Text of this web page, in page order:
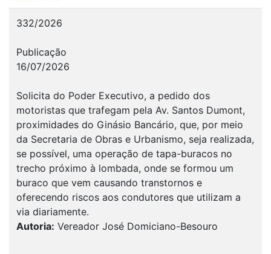
332/2026
Publicação
16/07/2026
Solicita do Poder Executivo, a pedido dos
motoristas que trafegam pela Av. Santos Dumont,
proximidades do Ginásio Bancário, que, por meio
da Secretaria de Obras e Urbanismo, seja realizada,
se possível, uma operação de tapa-buracos no
trecho próximo à lombada, onde se formou um
buraco que vem causando transtornos e
oferecendo riscos aos condutores que utilizam a
via diariamente.
Autoria: Vereador José Domiciano-Besouro